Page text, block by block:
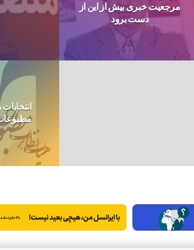
مرجعیت خبری بیش از این از
دست برود
مطبوعات